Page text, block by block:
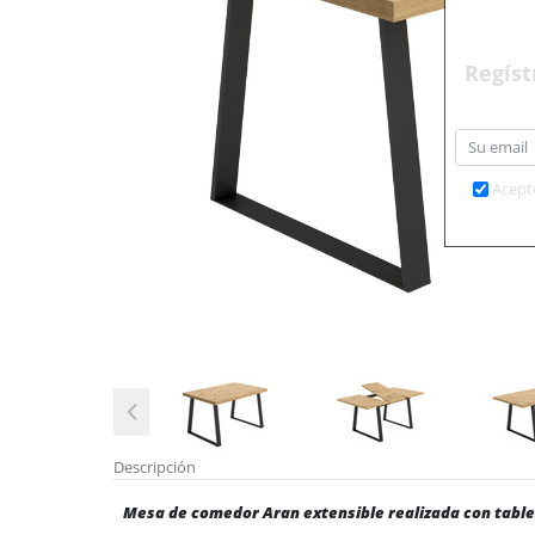
Descripción
Mesa de comedor Aran extensible realizada con